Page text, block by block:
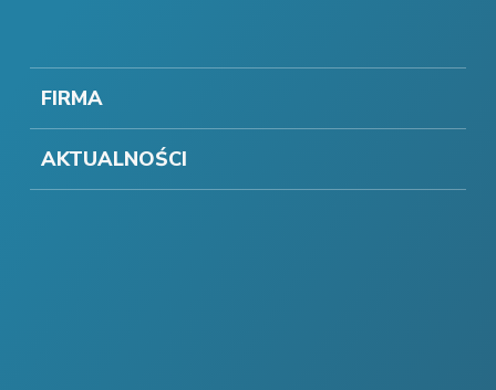
FIRMA
AKTUALNOŚCI